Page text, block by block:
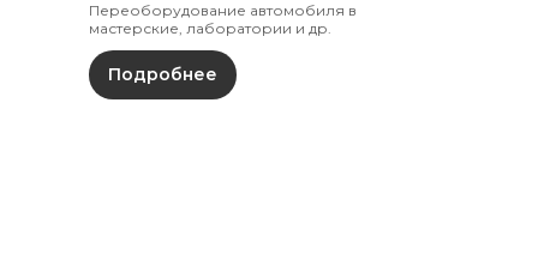
Переоборудование автомобиля в
мастерские, лаборатории и др.
Подробнее